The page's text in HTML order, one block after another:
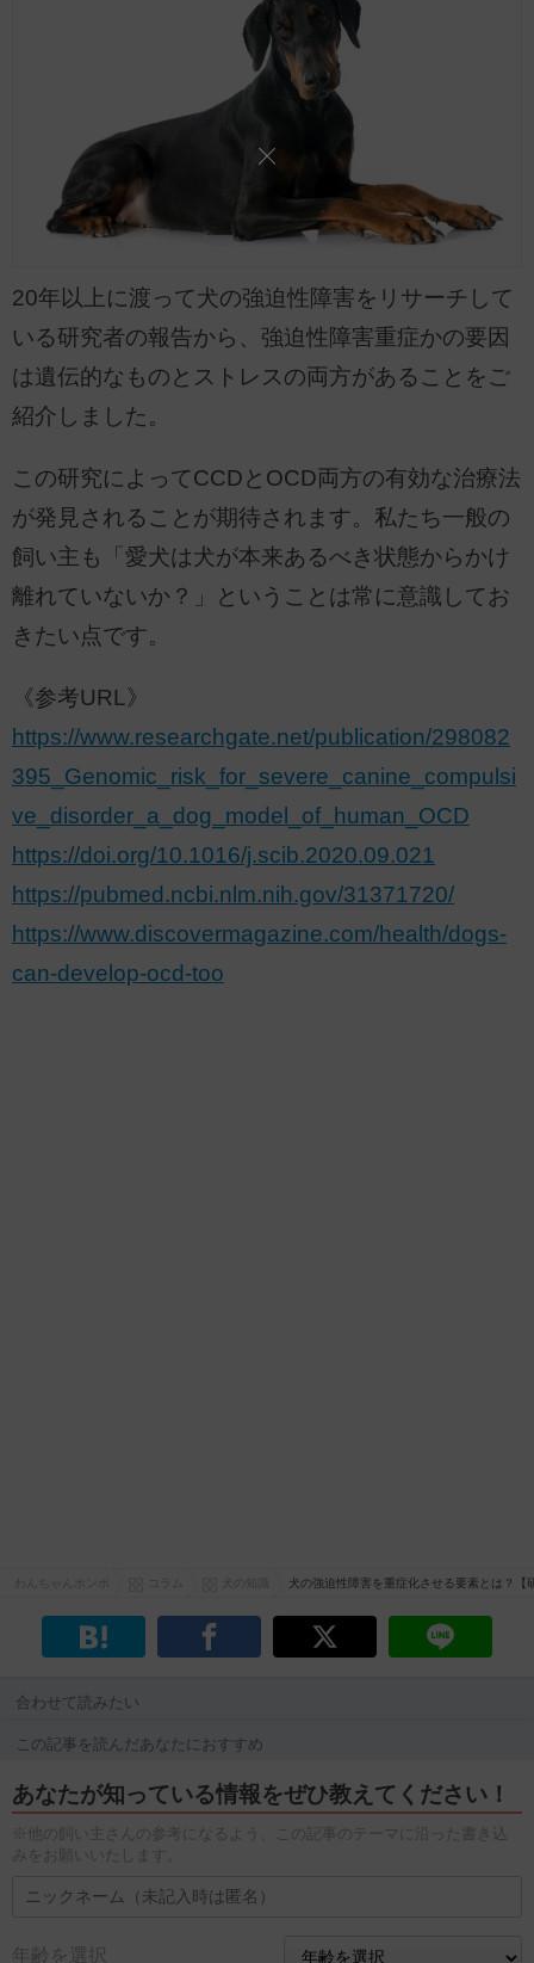
20年以上に渡って犬の強迫性障害をリサーチして
いる研究者の報告から、強迫性障害重症かの要因
は遺伝的なものとストレスの両方があることをご
紹介しました。
この研究によってCCDとOCD両方の有効な治療法
が発見されることが期待されます。私たち一般の
飼い主も「愛犬は犬が本来あるべき状態からかけ
離れていないか？」ということは常に意識してお
きたい点です。
《参考URL》
https://www.researchgate.net/publication/298082
395_Genomic_risk_for_severe_canine_compulsi
ve_disorder_a_dog_model_of_human_OCD
https://doi.org/10.1016/j.scib.2020.09.021
https://pubmed.ncbi.nlm.nih.gov/31371720/
https://www.discovermagazine.com/health/dogs-
can-develop-ocd-too
犬の強迫性障害を重症化させる要素とは？【
合わせて読みたい
この記事を読んだあなたにおすすめ
あなたが知っている情報をぜひ教えてください！
※他の飼い主さんの参考になるよう、この記事のテーマに沿った書き込
みをお願いいたします。
年齢を選択